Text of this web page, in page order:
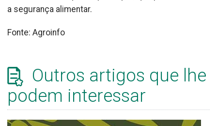
a segurança alimentar.
Fonte: Agroinfo
Outros artigos que lhe
podem interessar